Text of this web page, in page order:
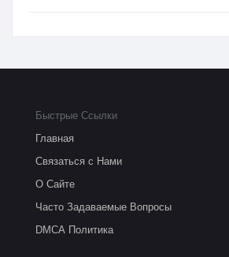
Быстрые Ссылки
Главная
Связаться с Нами
О Сайте
Часто Задаваемые Вопросы
DMCA Политика